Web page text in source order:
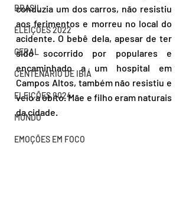
BRASIL
ELEIÇÕES 2022
GERAL
CENTENÁRIO DE IBIÁ
ELEIÇÕES 2024
MUNDO
EMOÇÕES EM FOCO
conduzia um dos carros, não resistiu
aos ferimentos e morreu no local do
acidente. O bebê dela, apesar de ter
sido socorrido por populares e
encaminhado a um hospital em
Campos Altos, também não resistiu e
veio a óbito. Mãe e filho eram naturais
da cidade.